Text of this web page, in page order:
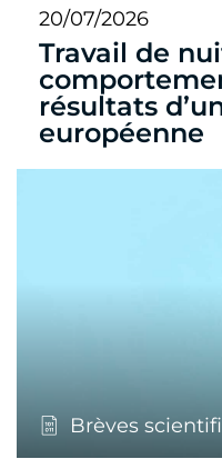
20/07/2026
Travail de
résultats
européenne
Brèves